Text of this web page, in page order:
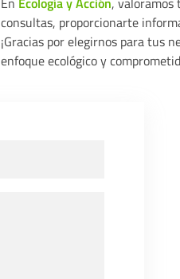
consultas, proporcionarte
¡Gracias por elegirnos para tus
enfoque ecológico y